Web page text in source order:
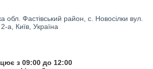
для вантажівок FH 12 і
Volvo
обл. Фастівський район, с. Новосілки вул.
а, Київ, Україна
з 09:00 до 12:00